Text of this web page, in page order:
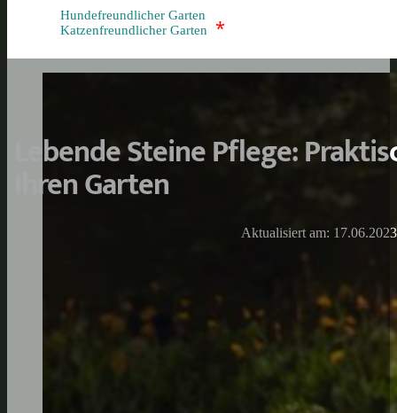
Hundefreundlicher Garten
Katzenfreundlicher Garten
*
Lebende Steine Pflege:
Ihren Garten
Aktualisiert am: 17.06.2023